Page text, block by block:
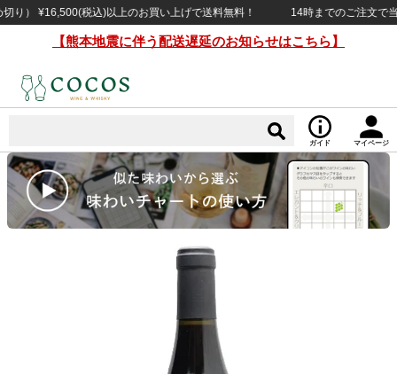
¥16,500(税込)以上のお買い上げで送料無料！ 14時までのご注文で当
【熊本地震に伴う配送遅延のお知らせはこちら】
ガイド マイページ